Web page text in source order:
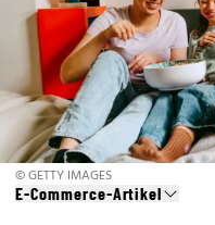
© GETTY IMAGES
E-Commerce-Artikel